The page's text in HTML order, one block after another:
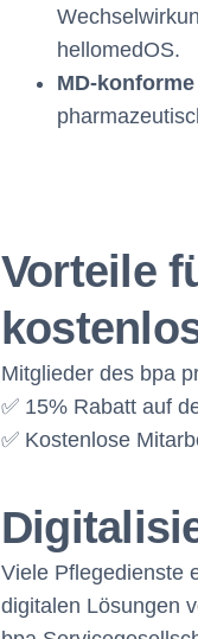
hellomedOS.
MD-
Vorteile
Mitglieder des bpa
✅ 15% Rabatt auf
✅ Kostenlose
Viele Pflegedienste
digitalen Lösungen